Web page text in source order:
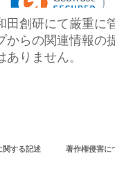
田創研にて厳重に
からの関連情報の
りません。
関する記述 著作権侵害に